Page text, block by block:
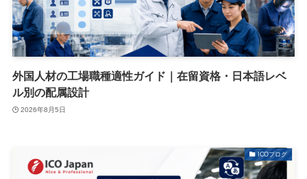
外国人材の工場職種適性ガイド｜在留資格・日本語レベ
ル別の配属設計
2026年8月5日
ICOブログ